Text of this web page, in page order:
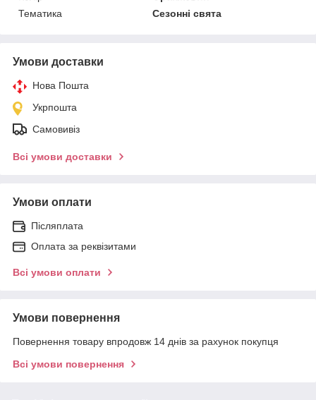
Тематика
Сезонні свята
Умови доставки
Нова Пошта
Укрпошта
Самовивіз
Всі умови доставки
Умови оплати
Післяплата
Оплата за реквізитами
Всі умови оплати
Умови повернення
Повернення товару впродовж 14 днів за рахунок покупця
Всі умови повернення